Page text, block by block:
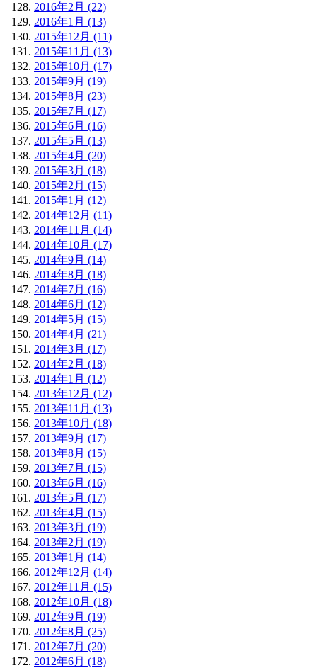
2016年2月 (22)
2016年1月 (13)
2015年12月 (11)
2015年11月 (13)
2015年10月 (17)
2015年9月 (19)
2015年8月 (23)
2015年7月 (17)
2015年6月 (16)
2015年5月 (13)
2015年4月 (20)
2015年3月 (18)
2015年2月 (15)
2015年1月 (12)
2014年12月 (11)
2014年11月 (14)
2014年10月 (17)
2014年9月 (14)
2014年8月 (18)
2014年7月 (16)
2014年6月 (12)
2014年5月 (15)
2014年4月 (21)
2014年3月 (17)
2014年2月 (18)
2014年1月 (12)
2013年12月 (12)
2013年11月 (13)
2013年10月 (18)
2013年9月 (17)
2013年8月 (15)
2013年7月 (15)
2013年6月 (16)
2013年5月 (17)
2013年4月 (15)
2013年3月 (19)
2013年2月 (19)
2013年1月 (14)
2012年12月 (14)
2012年11月 (15)
2012年10月 (18)
2012年9月 (19)
2012年8月 (25)
2012年7月 (20)
2012年6月 (18)